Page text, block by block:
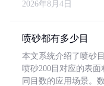
2026年8月4日
喷砂都有多少目
本文系统介绍了喷砂
喷砂200目对应的表面
同目数的应用场景。